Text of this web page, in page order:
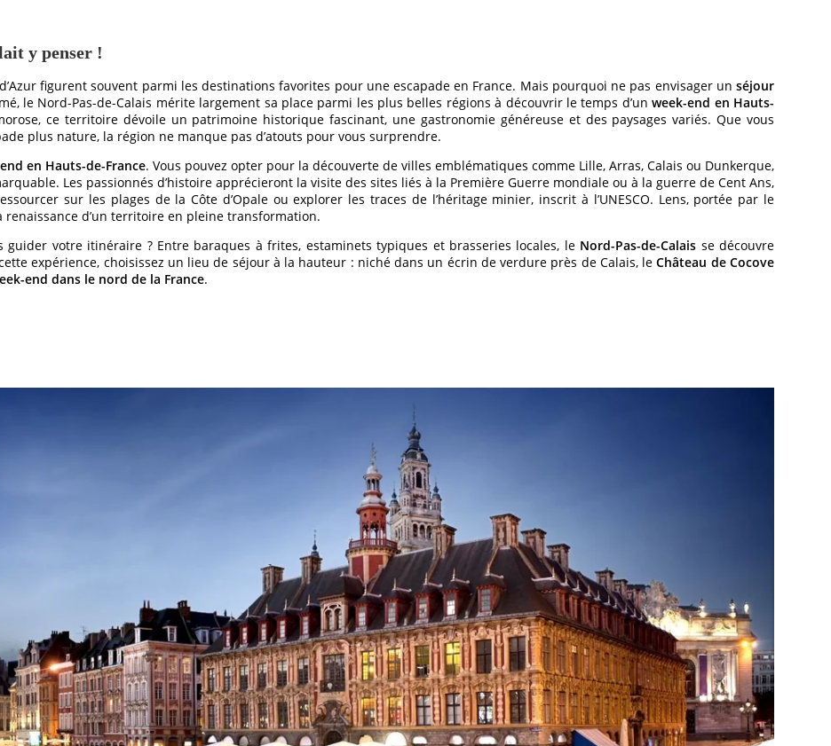
y penser !
figurent souvent parmi les destinations favorites pour une escapade en France. Mais pourquoi ne pas envisager un séjour
le Nord-Pas-de-Calais mérite largement sa place parmi les plus belles régions à découvrir le temps d’unweek-end en Hauts-
ce territoire dévoile un patrimoine historique fascinant, une gastronomie généreuse et des paysages variés. Que vous
plus nature, la région ne manque pas d’atouts pour vous surprendre.
en Hauts-de-France. Vous pouvez opter pour la découverte de villes emblématiques comme Lille, Arras, Calais ou Dunkerque,
Les passionnés d’histoire apprécieront la visite des sites liés à la Première Guerre mondiale ou à la guerre de Cent Ans,
sur les plages de la Côte d’Opale ou explorer les traces de l’héritage minier, inscrit à l’UNESCO. Lens, portée par le
d’un territoire en pleine transformation.
votre itinéraire ? Entre baraques à frites, estaminets typiques et brasseries locales, le Nord-Pas-de-Calais se découvre
expérience, choisissez un lieu de séjour à la hauteur : niché dans un écrin de verdure près de Calais, leChâteau de Cocove
end dans le nord de la France.